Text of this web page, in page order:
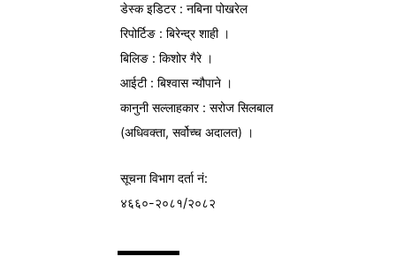
डेस्क इडिटर : नबिना पोखरेल
रिपोर्टिङ : बिरेन्द्र शाही ।
बिलिङ : किशोर गैरे ।
आईटी : बिश्वास न्यौपाने ।
कानुनी सल्लाहकार : सरोज सिलबाल
(अधिवक्ता, सर्वोच्च अदालत) ।
सूचना विभागदर्ता नं:
४६६०-२०८१/२०८२